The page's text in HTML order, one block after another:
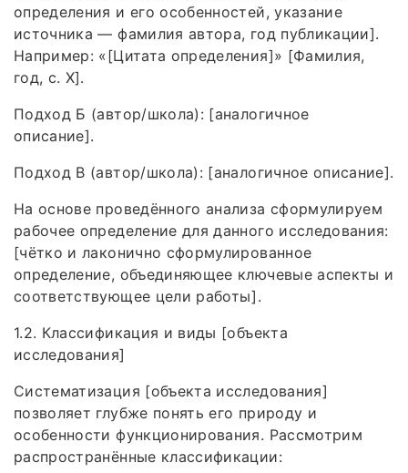
определения и его особенностей, указание
источника — фамилия автора, год публикации].
Например: «[Цитата определения]» [Фамилия,
год, с. X].
Подход Б (автор/школа): [аналогичное
описание].
Подход В (автор/школа): [аналогичное описание].
На основе проведённого анализа сформулируем
рабочее определение для данного исследования:
[чётко и лаконично сформулированное
определение, объединяющее ключевые аспекты и
соответствующее цели работы].
1.2. Классификация и виды [объекта
исследования]
Систематизация [объекта исследования]
позволяет глубже понять его природу и
особенности функционирования. Рассмотрим
распространённые классификации: